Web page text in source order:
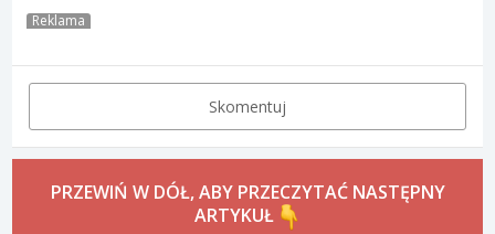
Reklama
Skomentuj
PRZEWIŃ W DÓŁ, ABY PRZECZYTAĆ NASTĘPNY
ARTYKUŁ